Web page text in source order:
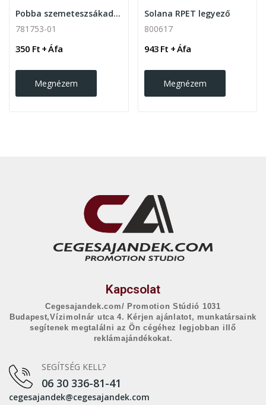
Pobba szemeteszsákadagoló kutyáknak
781753-01
350 Ft + Áfa
Megnézem
Solana RPET legyező
800617
943 Ft + Áfa
Megnézem
Kapcsolat
Cegesajandek.com/ Promotion Stúdió 1031
Budapest,Vízimolnár utca 4. Kérjen ajánlatot, munkatársaink
segítenek megtalálni az Ön cégéhez legjobban illő
reklámajándékokat.
SEGÍTSÉG KELL?
06 30 336-81-41
cegesajandek@cegesajandek.com